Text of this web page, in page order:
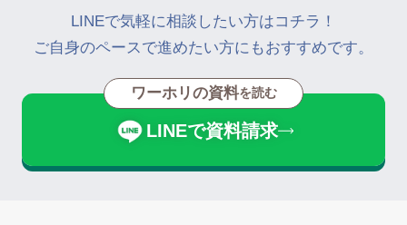
LINEで気軽に相談したい方はコチラ！
ご自身のペースで進めたい方にもおすすめです。
ワーホリの資料を読む
LINEで資料請求